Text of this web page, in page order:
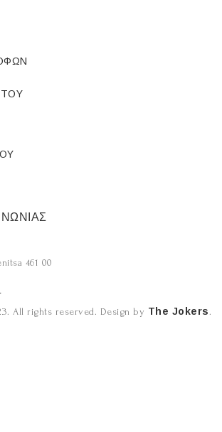
461 00
All rights reserved. Design by The Jokers .